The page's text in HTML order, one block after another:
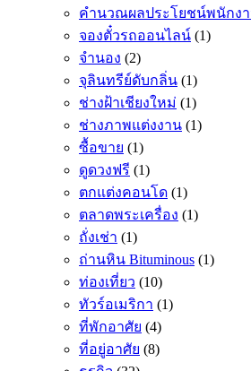
คำนวณผลประโยชน์พนักง
จองตั๋วรถออนไลน์ (1)
จำนอง (2)
จุลินทรีย์ดับกลิ่น (1)
ช่างฝ้าเชียงใหม่ (1)
ช่างภาพแต่งงาน (1)
ซื้อขาย (1)
ดูดวงฟรี (1)
ตกแต่งคอนโด (1)
ตลาดพระเครื่อง (1)
ถั่งเช่า (1)
ถ่านหิน Bituminous (1)
ท่องเที่ยว (10)
ทัวร์อเมริกา (1)
ที่พักอาศัย (4)
ที่อยู่อาศัย (8)